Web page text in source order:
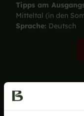
Tipps am
Mitteltal (in den
Sprache: Deutsch